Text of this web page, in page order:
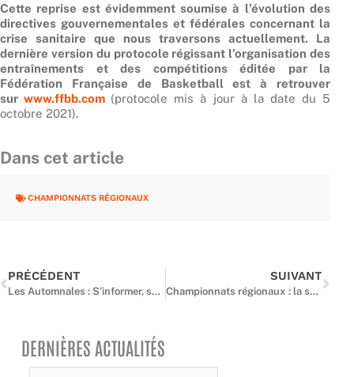
Cette reprise est évidemment soumise à l’évolution des
directives gouvernementales et fédérales concernant la
crise sanitaire que nous traversons actuellement. La
dernière version du protocole régissant l’organisation des
entraînements et des compétitions éditée par la
Fédération Française de Basketball est à retrouver
sur www.ffbb.com (protocole mis à jour à la date du 5
octobre 2021).
Dans cet article
CHAMPIONNATS RÉGIONAUX
PRÉCÉDENT
Les Automnales : S’informer, se former, partager
SUIVANT
Championnats régionaux : la saison 2021-2022 est lancée !
DERNIÈRES ACTUALITÉS